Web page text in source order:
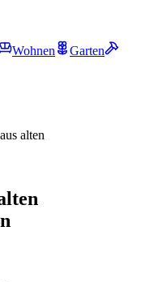
Wohnen
Garten
alten